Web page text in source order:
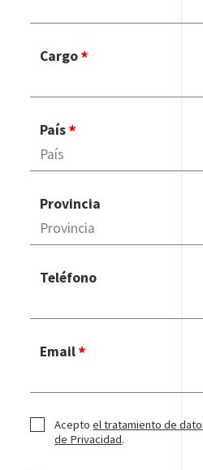
Cargo
País
Provincia
Teléfono
Email
Aceptoel tratamiento de
de Privacidad.